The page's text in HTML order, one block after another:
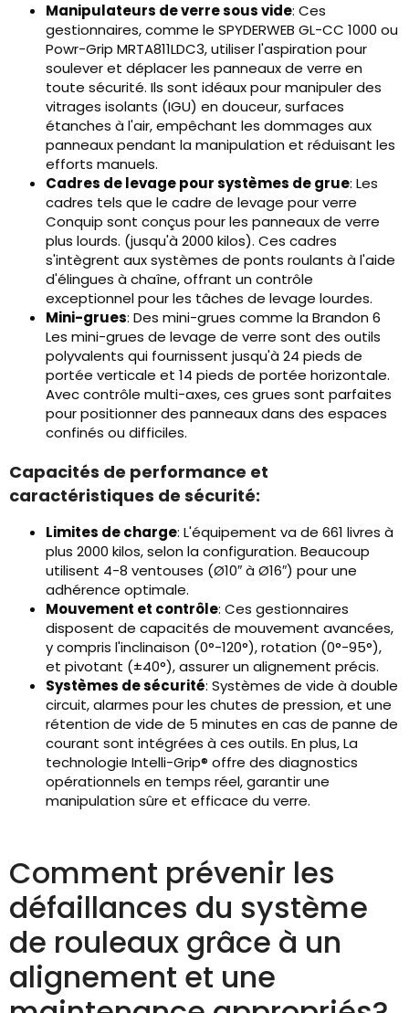
Manipulateurs de verre sous vide: Ces
gestionnaires, comme le SPYDERWEB GL-CC 1000 ou
Powr-Grip MRTA811LDC3, utiliser l'aspiration pour
soulever et déplacer les panneaux de verre en
toute sécurité. Ils sont idéaux pour manipuler des
vitrages isolants (IGU) en douceur, surfaces
étanches à l'air, empêchant les dommages aux
panneaux pendant la manipulation et réduisant les
efforts manuels.
Cadres de levage pour systèmes de grue: Les
cadres tels que le cadre de levage pour verre
Conquip sont conçus pour les panneaux de verre
plus lourds. (jusqu'à 2000 kilos). Ces cadres
s'intègrent aux systèmes de ponts roulants à l'aide
d'élingues à chaîne, offrant un contrôle
exceptionnel pour les tâches de levage lourdes.
Mini-grues: Des mini-grues comme la Brandon 6
Les mini-grues de levage de verre sont des outils
polyvalents qui fournissent jusqu'à 24 pieds de
portée verticale et 14 pieds de portée horizontale.
Avec contrôle multi-axes, ces grues sont parfaites
pour positionner des panneaux dans des espaces
confinés ou difficiles.
Capacités de performance et
caractéristiques de sécurité:
Limites de charge: L'équipement va de 661 livres à
plus 2000 kilos, selon la configuration. Beaucoup
utilisent 4-8 ventouses (Ø10″ à Ø16″) pour une
adhérence optimale.
Mouvement et contrôle: Ces gestionnaires
disposent de capacités de mouvement avancées,
y compris l'inclinaison (0°-120°), rotation (0°-95°),
et pivotant (±40°), assurer un alignement précis.
Systèmes de sécurité: Systèmes de vide à double
circuit, alarmes pour les chutes de pression, et une
rétention de vide de 5 minutes en cas de panne de
courant sont intégrées à ces outils. En plus, La
technologie Intelli-Grip® offre des diagnostics
opérationnels en temps réel, garantir une
manipulation sûre et efficace du verre.
Comment prévenir les
défaillances du système
de rouleaux grâce à un
alignement et une